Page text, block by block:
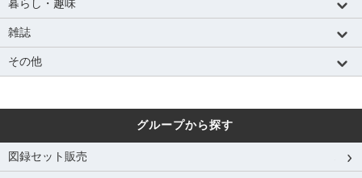
暮らし・趣味
雑誌
その他
グループから探す
図録セット販売